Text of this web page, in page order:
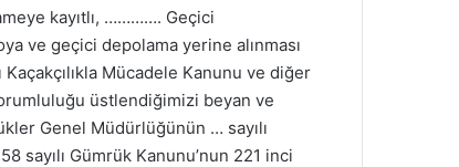
kayıtlı, …………. Geçici
ve geçici depolama yerine alınması
Kaçakçılıkla Mücadele Kanunu ve diğer
üstlendiğimizi beyan ve
Genel Müdürlüğünün … sayılı
sayılı Gümrük Kanunu’nun 221 inci